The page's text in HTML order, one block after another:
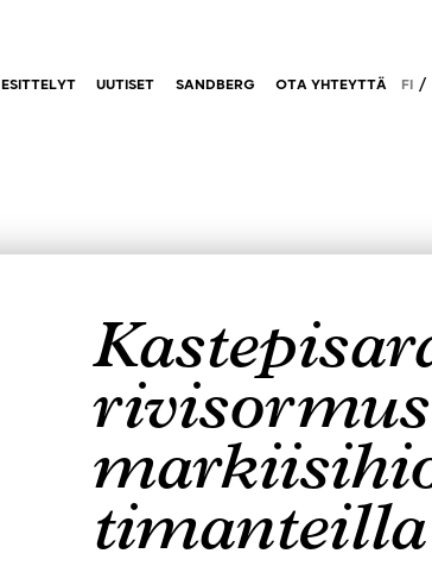
rivisormus
timanteilla
ESITTELYT UUTISET SANDBERG OTA YHTEYTTÄ FI /